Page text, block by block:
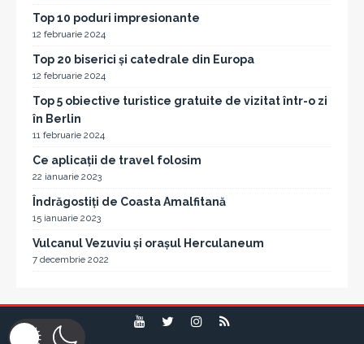
Top 10 poduri impresionante
12 februarie 2024
Top 20 biserici și catedrale din Europa
12 februarie 2024
Top 5 obiective turistice gratuite de vizitat într-o zi
în Berlin
11 februarie 2024
Ce aplicații de travel folosim
22 ianuarie 2023
Îndrăgostiți de Coasta Amalfitană
15 ianuarie 2023
Vulcanul Vezuviu și orașul Herculaneum
7 decembrie 2022